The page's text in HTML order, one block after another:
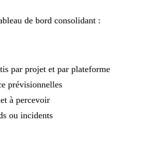
de bord consolidant :
par projet et par plateforme
prévisionnelles
à percevoir
ou incidents